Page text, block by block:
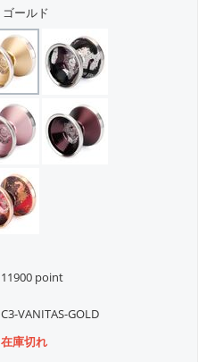
ゴールド
11900 point
C3-VANITAS-GOLD
在庫切れ